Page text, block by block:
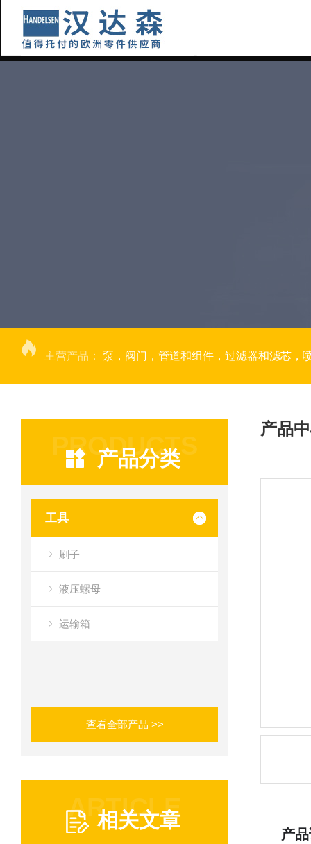
主营产品： 泵，阀门，管道和组件，过滤器和滤芯，
PRODUCTS
产品分类
工具
刷子
液压螺母
运输箱
查看全部产品 >>
ARTICLE
相关文章
产品
产